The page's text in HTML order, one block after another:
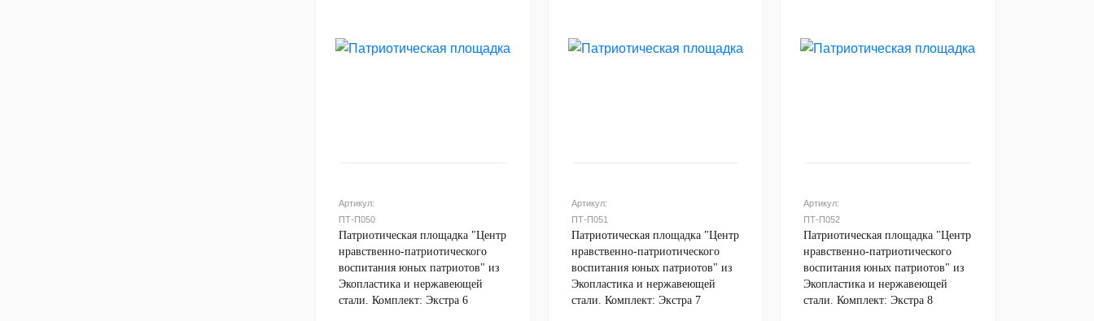
Артикул:
ПТ-П050
Патриотическая площадка "Центр
нравственно-патриотического
воспитания юных патриотов" из
Экопластика и нержавеющей
стали. Комплект: Экстра 6
Артикул:
ПТ-П051
Патриотическая площадка "Центр
нравственно-патриотического
воспитания юных патриотов" из
Экопластика и нержавеющей
стали. Комплект: Экстра 7
Артикул:
ПТ-П052
Патриотическая площадка "Центр
нравственно-патриотического
воспитания юных патриотов" из
Экопластика и нержавеющей
стали. Комплект: Экстра 8